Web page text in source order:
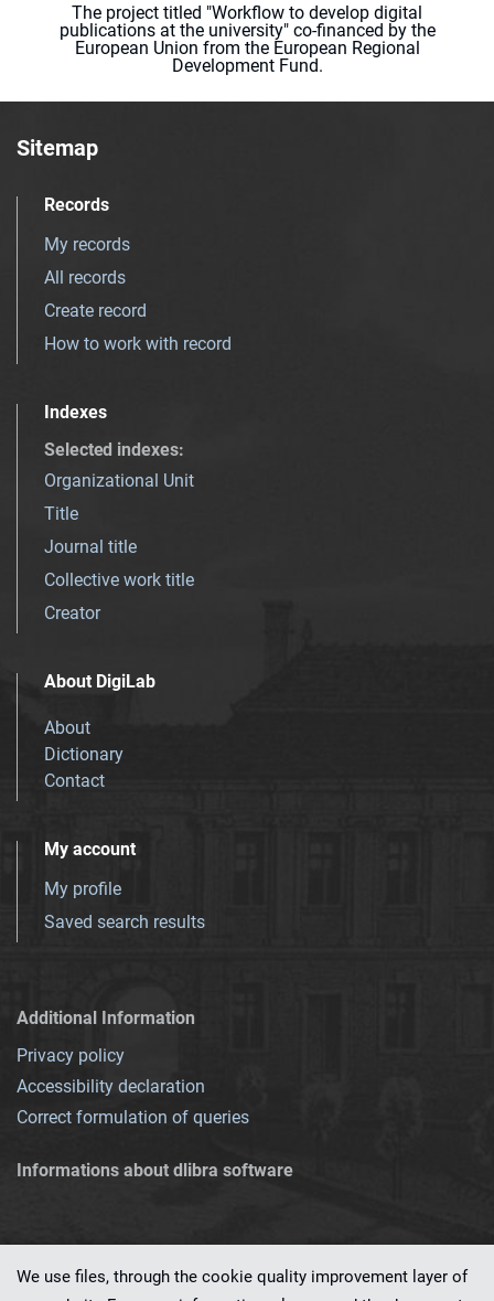
The project titled "Workflow to develop digital
publications at the university" co-financed by the
European Union from the European Regional
Development Fund.
Sitemap
Records
My records
All records
Create record
How to work with record
Indexes
Selected indexes:
Organizational Unit
Title
Journal title
Collective work title
Creator
About DigiLab
About
Dictionary
Contact
My account
My profile
Saved search results
Additional Information
Privacy policy
Accessibility declaration
Correct formulation of queries
Informations about dlibra software
We use files, through the cookie quality improvement layer of